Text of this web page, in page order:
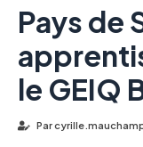
Pays de
le GEIQ
Par